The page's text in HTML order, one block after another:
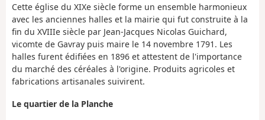
Cette église du XIXe siècle forme un ensemble harmonieux
avec les anciennes halles et la mairie qui fut construite à la
fin du XVIIIe siècle par Jean-Jacques Nicolas Guichard,
vicomte de Gavray puis maire le 14 novembre 1791. Les
halles furent édifiées en 1896 et attestent de l'importance
du marché des céréales à l'origine. Produits agricoles et
fabrications artisanales suivirent.
Le quartier de la Planche